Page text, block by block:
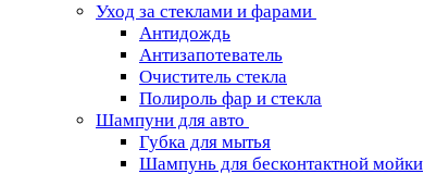
Уход за стеклами и фарами
Антидождь
Антизапотеватель
Очиститель стекла
Полироль фар и стекла
Шампуни для авто
Губка для мытья
Шампунь для бесконтактной мойки